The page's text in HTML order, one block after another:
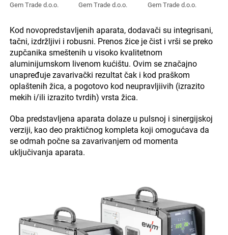
Gem Trade d.o.o.
Gem Trade d.o.o.
Gem Trade d.o.o.
Kod novopredstavljenih aparata, dodavači su integrisani,
tačni, izdržljivi i robusni. Prenos žice je čist i vrši se preko
zupčanika smeštenih u visoko kvalitetnom
aluminijumskom livenom kućištu. Ovim se značajno
unapređuje zavarivački rezultat čak i kod praškom
oplaštenih žica, a pogotovo kod neupravljiivih (izrazito
mekih i/ili izrazito tvrdih) vrsta žica.
Oba predstavljena aparata dolaze u pulsnoj i sinergijskoj
verziji, kao deo praktičnog kompleta koji omogućava da
se odmah počne sa zavarivanjem od momenta
uključivanja aparata.